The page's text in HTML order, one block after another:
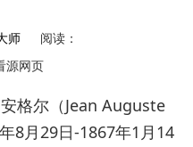
师 阅读：
格尔（Jean Auguste
8月29日-1867年1月14